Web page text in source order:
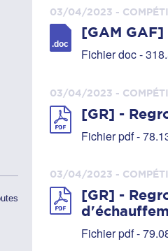
03/04/2023 -
[GAM GAF]
Fichier doc -
03/04/2023 -
[GR] -
Fichier pdf -
03/04/2023 -
[GR] -
Fichier pdf -